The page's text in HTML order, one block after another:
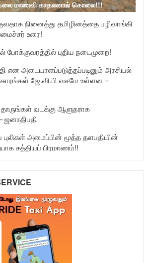
மாணவி காதலனால் கொலை!!!
நினைத்து தமிழினத்தை பழிவாங்கி
உரை!
போக்குவரத்தில் புதிய நடைமுறை!
என அடையாளப்படுத்தப்படினும் அரசியல்
ஜே.வி.பி வசமே உள்ளன –
வடக்கு ஆளுநராக
ஜனாதிபதி
புலிகள் அமைப்பின் மூத்த தளபதியின்
சத்தியப் பிரமாணம்!!